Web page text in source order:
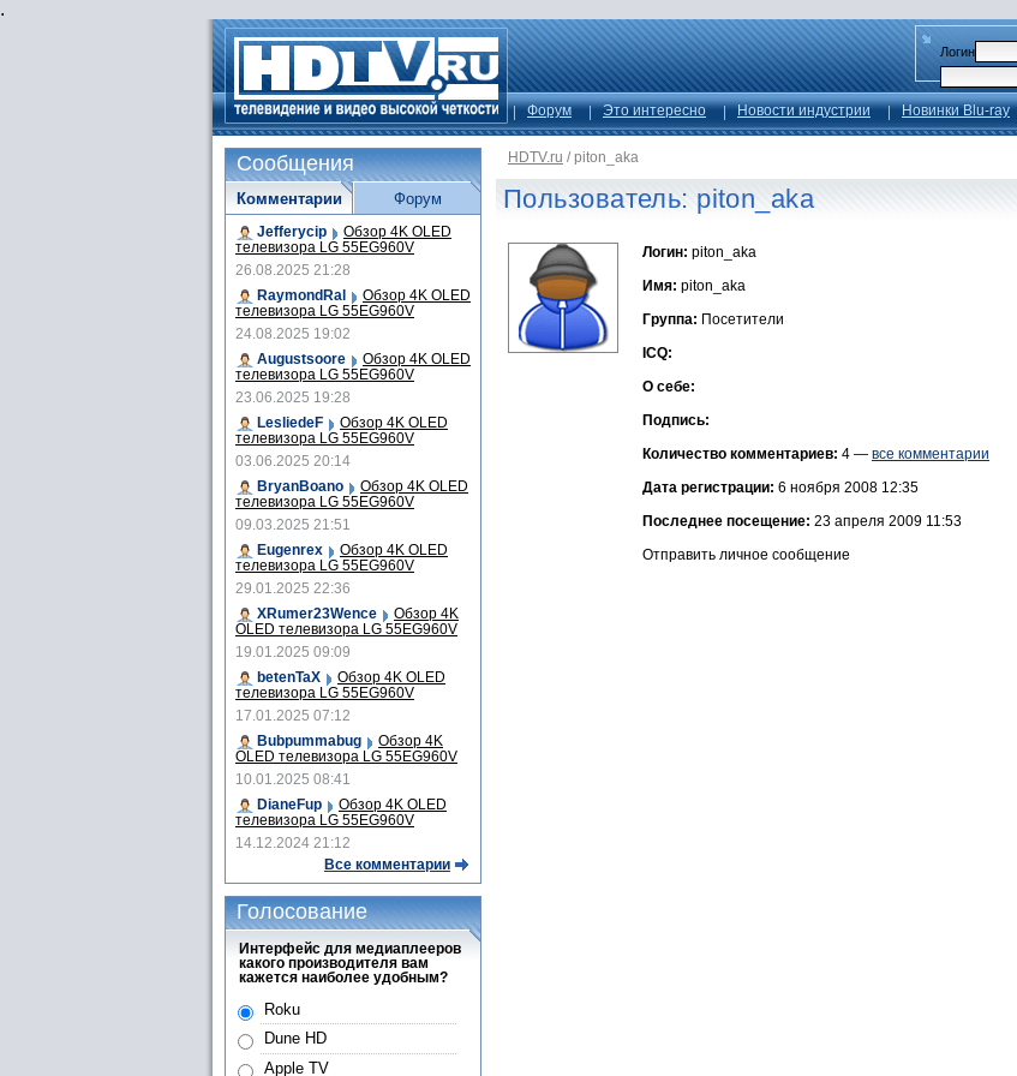
.
Логин
Форум Это интересно Новости индустрии Новинки Blu-ray
HDTV.ru / piton_aka
Пользователь: piton_aka
Логин: piton_aka
Имя: piton_aka
Группа: Посетители
ICQ:
О себе:
Подпись:
Количество комментариев: 4 — все комментарии
Дата регистрации: 6 ноября 2008 12:35
Последнее посещение: 23 апреля 2009 11:53
Отправить личное сообщение
Сообщения
Комментарии
Jefferycip Обзор 4K OLED
телевизора LG 55EG960V
26.08.2025 21:28
RaymondRal
Обзор 4K OLED
телевизора LG 55EG960V
24.08.2025 19:02
Augustsoore
Обзор 4K OLED
телевизора LG 55EG960V
23.06.2025 19:28
LesliedeF
Обзор 4K OLED
телевизора LG 55EG960V
03.06.2025 20:14
BryanBoano
Обзор 4K OLED
телевизора LG 55EG960V
09.03.2025 21:51
Eugenrex
Обзор 4K OLED
телевизора LG 55EG960V
29.01.2025 22:36
XRumer23Wence
Обзор 4K
OLED телевизора LG 55EG960V
19.01.2025 09:09
betenTaX
Обзор 4K OLED
телевизора LG 55EG960V
17.01.2025 07:12
Bubpummabug
Обзор 4K
OLED телевизора LG 55EG960V
10.01.2025 08:41
DianeFup
Обзор 4K OLED
телевизора LG 55EG960V
14.12.2024 21:12
Все комментарии
Форум
Голосование
Интерфейс для медиаплееров
какого производителя вам
кажется наиболее удобным?
Roku
Dune HD
Apple TV